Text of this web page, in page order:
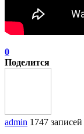
0
Поделится
admin 1747 записей